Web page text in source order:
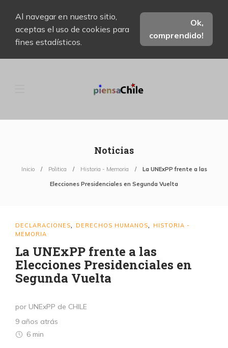
Al navegar en nuestro sitio,
aceptas el uso de cookies para
fines estadísticos.
Ok,
comprendido!
Noticias
Inicio Politica Historia - Memoria La UNExPP frente a las
Elecciones Presidenciales en Segunda Vuelta
DECLARACIONES DERECHOS HUMANOS
HISTORIA -
MEMORIA
La UNExPP frente a las
Elecciones Presidenciales en
Segunda Vuelta
por UNExPP de CHILE
9 años atrás
6 min